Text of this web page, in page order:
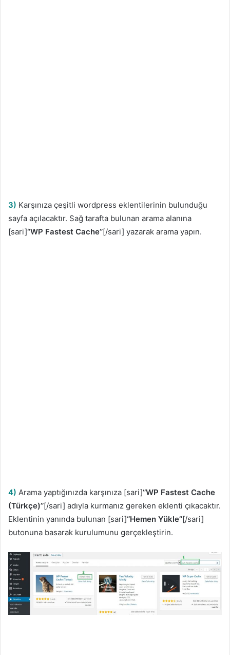
3) Karşınıza çeşitli wordpress eklentilerinin bulunduğu
sayfa açılacaktır. Sağ tarafta bulunan arama alanına
[sari]‘’WP Fastest Cache’’[/sari] yazarak arama yapın.
4) Arama yaptığınızda karşınıza [sari]‘’WP Fastest Cache
(Türkçe)’’[/sari] adıyla kurmanız gereken eklenti çıkacaktır.
Eklentinin yanında bulunan [sari]‘’Hemen Yükle’’[/sari]
butonuna basarak kurulumunu gerçekleştirin.